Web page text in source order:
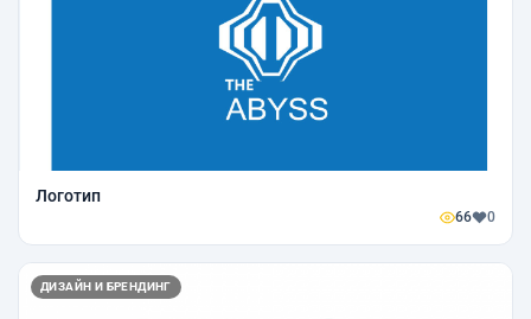
Логотип
66 0
ДИЗАЙН И БРЕНДИНГ